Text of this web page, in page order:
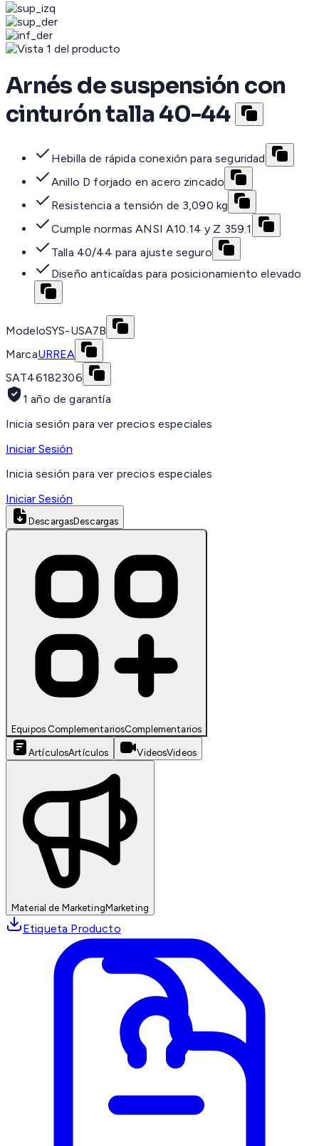
Arnés de suspensión con
cinturón talla 40-44
Hebilla de rápida conexión para seguridad
Anillo D forjado en acero zincado
Resistencia a tensión de 3,090 kg
Cumple normas ANSI A10.14 y Z 359.1
Talla 40/44 para ajuste seguro
Diseño anticaídas para posicionamiento elevado
ModeloSYS-USA7B
MarcaURREA
SAT46182306
1 año de garantía
Inicia sesión para ver precios especiales
Iniciar Sesión
Inicia sesión para ver precios especiales
Iniciar Sesión
DescargasDescargas
Equipos ComplementariosComplementarios
ArtículosArtículos VideosVideos
Material de MarketingMarketing
Etiqueta Producto